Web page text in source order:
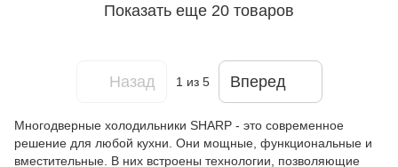
Показать еще 20 товаров
Назад 1 из 5 Вперед
Многодверные холодильники SHARP - это современное
решение для любой кухни. Они мощные, функциональные и
вместительные. В них встроены технологии, позволяющие